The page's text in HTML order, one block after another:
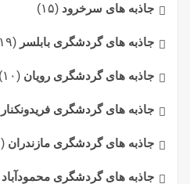
جاذبه های سرخرود (۱۵)
جاذبه های گردشگری بابلسر (۱۹)
جاذبه های گردشگری رویان (۱۰)
جاذبه های گردشگری فریدونکنار
جاذبه های گردشگری مازندران (۹۷)
جاذبه های گردشگری محمودآباد